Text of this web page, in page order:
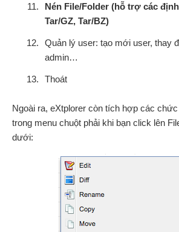
Nén File/Folder (hỗ trợ các
Tar/GZ, Tar/BZ)
Quản lý user: tạo mới user, thay
admin…
Thoát
Ngoài ra, eXtplorer còn tích hợp các
trong menu chuột phải khi bạn click lên
dưới: